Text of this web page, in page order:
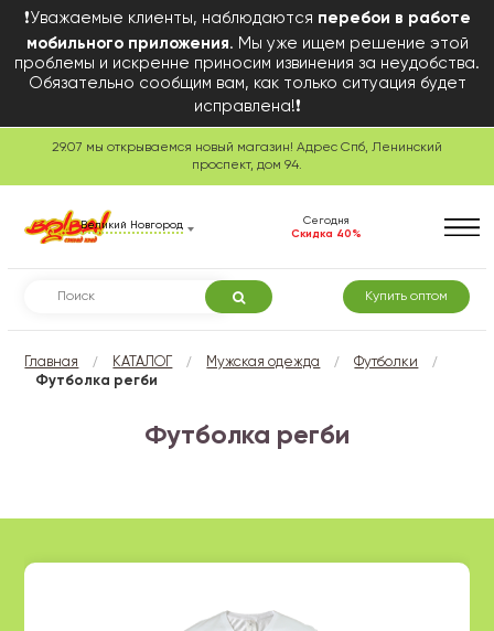
❗Уважаемые клиенты, наблюдаются перебои в работе
мобильного приложения. Мы уже ищем решение этой
проблемы и искренне приносим извинения за неудобства.
Обязательно сообщим вам, как только ситуация будет
исправлена!❗
29.07 мы открываемся новый магазин! Адрес Спб, Ленинский
проспект, дом 94.
Великий Новгород
Сегодня
Скидка 40%
Купить оптом
Главная / КАТАЛОГ / Мужская одежда / Футболки /
Футболка регби
Футболка регби